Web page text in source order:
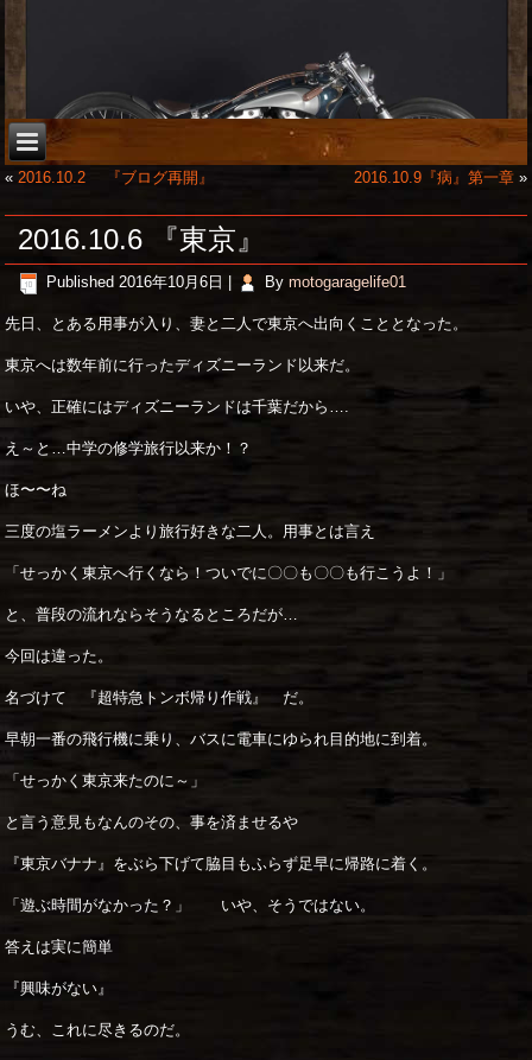
«2016.10.2 『ブログ再開』 2016.10.9『病』第一章»
2016.10.6 『東京』
Published 2016年10月6日 By motogaragelife01
先日、とある用事が入り、妻と二人で東京へ出向くこととなった。
東京へは数年前に行ったディズニーランド以来だ。
いや、正確にはディズニーランドは千葉だから….
え～と…中学の修学旅行以来か！？
ほ〜〜ね
三度の塩ラーメンより旅行好きな二人。用事とは言え
「せっかく東京へ行くなら！ついでに〇〇も〇〇も行こうよ！」
と、普段の流れならそうなるところだが…
今回は違った。
名づけて 『超特急トンボ帰り作戦』 だ。
早朝一番の飛行機に乗り、バスに電車にゆられ目的地に到着。
「せっかく東京来たのに～」
と言う意見もなんのその、事を済ませるや
『東京バナナ』をぶら下げて脇目もふらず足早に帰路に着く。
「遊ぶ時間がなかった？」 いや、そうではない。
答えは実に簡単
『興味がない』
うむ、これに尽きるのだ。